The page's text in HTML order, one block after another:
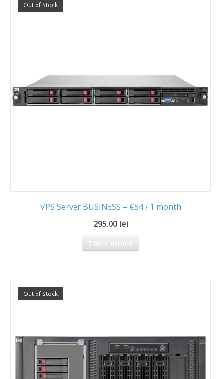
Out of Stock
VPS Server BUSINESS – €54 / 1 month
295.00 lei
Citește mai mult
Out of Stock